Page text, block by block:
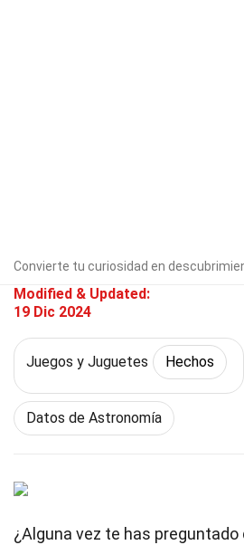
Convierte tu curiosidad en
Mcglynn
Modified & Updated:
19 Dic 2024
Juegos y Juguetes Hechos
Datos de Astronomía
¿Alguna vez te has preguntado